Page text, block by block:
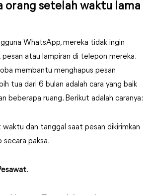
orang setelah waktu lama
WhatsApp, mereka tidak ingin
pesan atau lampiran di telepon mereka.
membantu menghapus pesan
tua dari 6 bulan adalah cara yang baik
beberapa ruang. Berikut adalah caranya:
waktu dan tanggal saat pesan dikirimkan
paksa.
.